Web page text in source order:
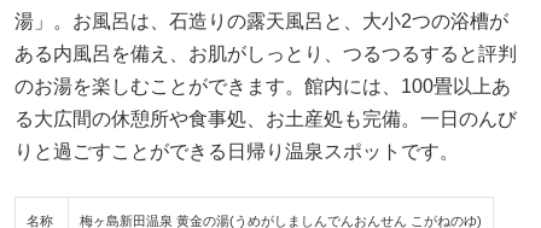
湯」。お風呂は、石造りの露天風呂と、大小2つの浴槽が
ある内風呂を備え、お肌がしっとり、つるつるすると評判
のお湯を楽しむことができます。館内には、100畳以上あ
る大広間の休憩所や食事処、お土産処も完備。一日のんび
りと過ごすことができる日帰り温泉スポットです。
名称 梅ヶ島新田温泉 黄金の湯(うめがしましんでんおんせん こがねのゆ)